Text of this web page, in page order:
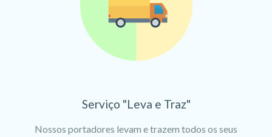
Serviço "Leva e Traz"
Nossos portadores levam e trazem todos os seus